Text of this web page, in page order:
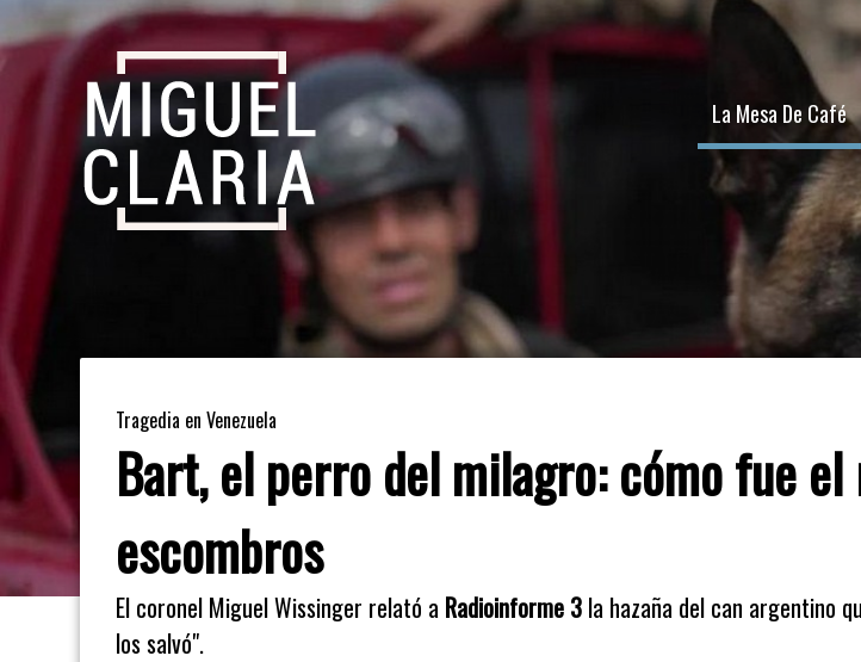
La Mesa De Café
Tragedia en Venezuela
Bart, el perro del milagro: cómo fue
escombros
El coronel Miguel Wissinger relató a Radioinforme 3 la hazaña del can argentino
los salvó".